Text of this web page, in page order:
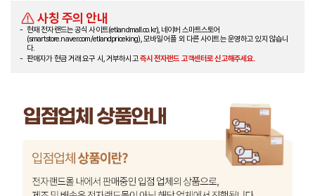
사칭 주의 안내
현재 전자랜드는 공식 사이트(etlandmall.co.kr), 네이버 스마트스토어
(smartstore.naver.com/etlandpriceking), 모바일 어플 외 다른 사이트는 운영하고 있지 않습니
다.
판매자가 현금 거래 요구 시, 거부하시고즉시 전자랜드 고객센터로 신고해주세요.